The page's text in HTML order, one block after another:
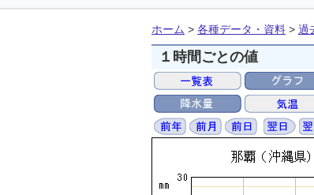
ホーム > 各種データ・資料 > 過
１時間ごとの値